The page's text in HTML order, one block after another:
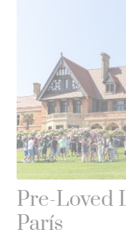
Pre-Loved
París